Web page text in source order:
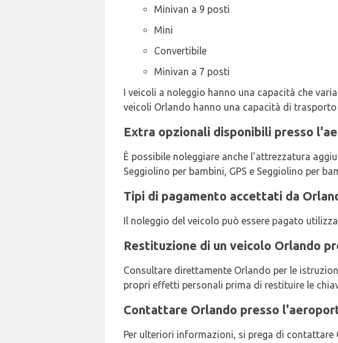
Minivan a 9 posti
Mini
Convertibile
Minivan a 7 posti
I veicoli a noleggio hanno una capacità che
veicoli Orlando hanno una capacità di trasporto
Extra opzionali disponibili presso
È possibile noleggiare anche l'attrezzatura
Seggiolino per bambini, GPS e Seggiolino per
Tipi di pagamento accettati da
Il noleggio del veicolo può essere pagato
Restituzione di un veicolo Orlando
Consultare direttamente Orlando per le
propri effetti personali prima di restituire le
Contattare Orlando presso
Per ulteriori informazioni, si prega di